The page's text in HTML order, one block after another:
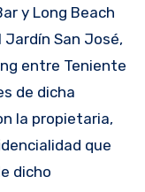
y Long Beach
Jardín San José,
entre Teniente
de dicha
la propietaria,
que
dicho